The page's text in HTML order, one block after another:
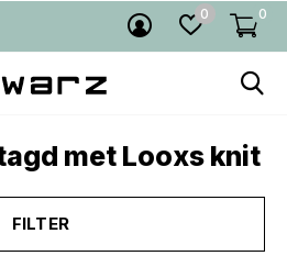
0 0
met Looxs knit
FILTER